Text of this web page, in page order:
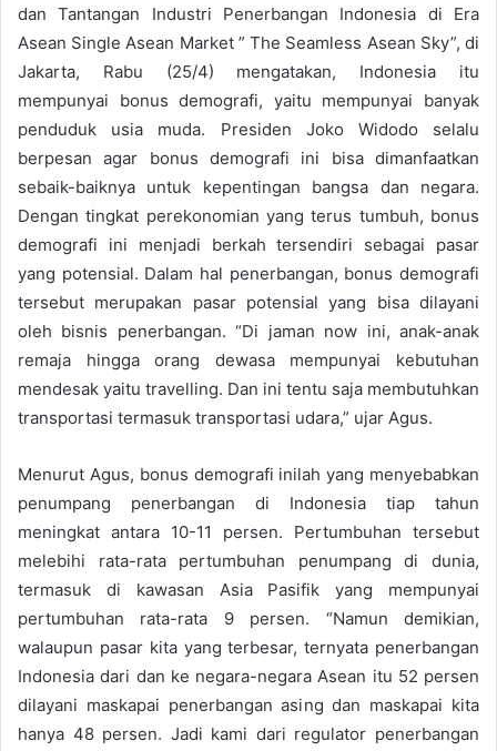
dan Tantangan Industri Penerbangan Indonesia di Era
Asean Single Asean Market ” The Seamless Asean Sky”, di
Jakarta, Rabu (25/4) mengatakan, Indonesia itu
mempunyai bonus demografi, yaitu mempunyai banyak
penduduk usia muda. Presiden Joko Widodo selalu
berpesan agar bonus demografi ini bisa dimanfaatkan
sebaik-baiknya untuk kepentingan bangsa dan negara.
Dengan tingkat perekonomian yang terus tumbuh, bonus
demografi ini menjadi berkah tersendiri sebagai pasar
yang potensial. Dalam hal penerbangan, bonus demografi
tersebut merupakan pasar potensial yang bisa dilayani
oleh bisnis penerbangan. “Di jaman now ini, anak-anak
remaja hingga orang dewasa mempunyai kebutuhan
mendesak yaitu travelling. Dan ini tentu saja membutuhkan
transportasi termasuk transportasi udara,” ujar Agus.
Menurut Agus, bonus demografi inilah yang menyebabkan
penumpang penerbangan di Indonesia tiap tahun
meningkat antara 10-11 persen. Pertumbuhan tersebut
melebihi rata-rata pertumbuhan penumpang di dunia,
termasuk di kawasan Asia Pasifik yang mempunyai
pertumbuhan rata-rata 9 persen. “Namun demikian,
walaupun pasar kita yang terbesar, ternyata penerbangan
Indonesia dari dan ke negara-negara Asean itu 52 persen
dilayani maskapai penerbangan asing dan maskapai kita
hanya 48 persen. Jadi kami dari regulator penerbangan